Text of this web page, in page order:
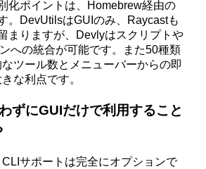
化ポイントは、Homebrew経由の
。DevUtilsはGUIのみ、Raycastも
まりますが、Devlyはスクリプトや
への統合が可能です。また50種類
ツール数とメニューバーからの即
な利点です。
ずにGUIだけで利用すること
サポートは完全にオプションで